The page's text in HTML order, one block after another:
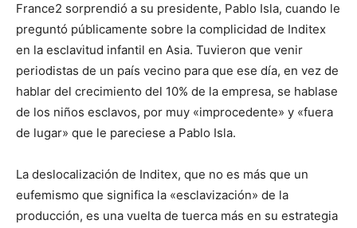
France2 sorprendió a su presidente, Pablo Isla, cuando le
preguntó públicamente sobre la complicidad de Inditex
en la esclavitud infantil en Asia. Tuvieron que venir
periodistas de un país vecino para que ese día, en vez de
hablar del crecimiento del 10% de la empresa, se hablase
de los niños esclavos, por muy «improcedente» y «fuera
de lugar» que le pareciese a Pablo Isla.
La deslocalización de Inditex, que no es más que un
eufemismo que significa la «esclavización» de la
producción, es una vuelta de tuerca más en su estrategia